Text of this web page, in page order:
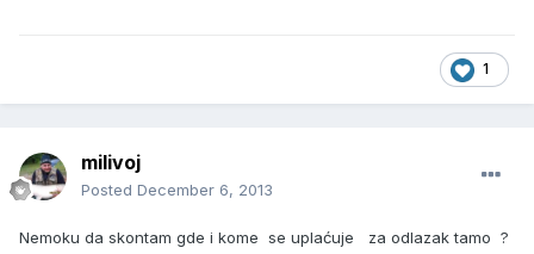
1
milivoj
Posted December 6, 2013
Nemoku da skontam gde i kome se uplaćuje za odlazak tamo ?